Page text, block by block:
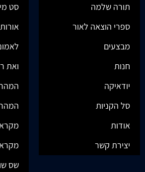
תורה שלמה
ספרי הוצאה לאור
מבצעים
חנות
יודאיקה
סל הקניות
אודות
יצירת קשר
סט
ואת
שס